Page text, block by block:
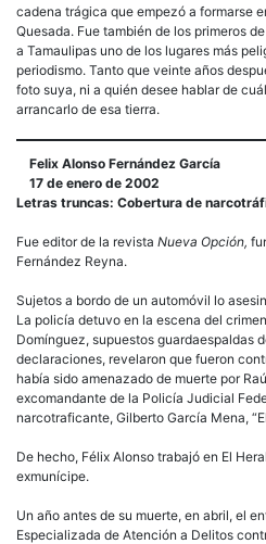
cadena trágica que empezó a formarse
Quesada. Fue también de los primeros
a Tamaulipas uno de los lugares más
periodismo. Tanto que veinte años
foto suya, ni a quién desee hablar de
arrancarlo de esa tierra.
Felix Alonso Fernández García
17 de enero de 2002
Letras truncas: Cobertura de
Fue editor de la revista Nueva Opción,
Fernández Reyna.
Sujetos a bordo de un automóvil lo
La policía detuvo en la escena del
Domínguez, supuestos guardaespaldas
declaraciones, revelaron que fueron
había sido amenazado de muerte por
excomandante de la Policía Judicial
narcotraficante, Gilberto García Mena,
De hecho, Félix Alonso trabajó en El
exmunícipe.
Un año antes de su muerte, en abril, el
Especializada de Atención a Delitos